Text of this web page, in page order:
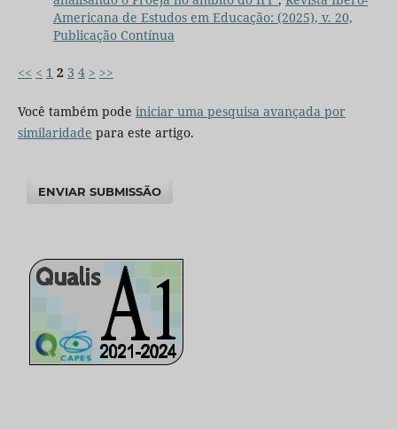
Americana de Estudos em Educação: (2025), v. 20,
Publicação Contínua
<< < 1 2 3 4 > >>
Você também pode iniciar uma pesquisa avançada por
similaridade para este artigo.
ENVIAR SUBMISSÃO